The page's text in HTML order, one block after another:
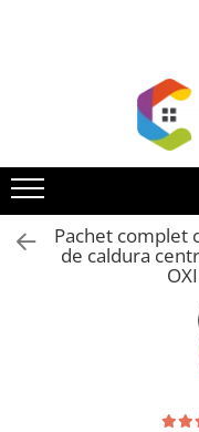
Termoseminee, seminee
Cazane pe combustibil
Cazane pe combustibil
Termostate de ambient
Aeroterme si
Radiatoare si
Incalzire in pardoseala
Pachet complet
de caldura